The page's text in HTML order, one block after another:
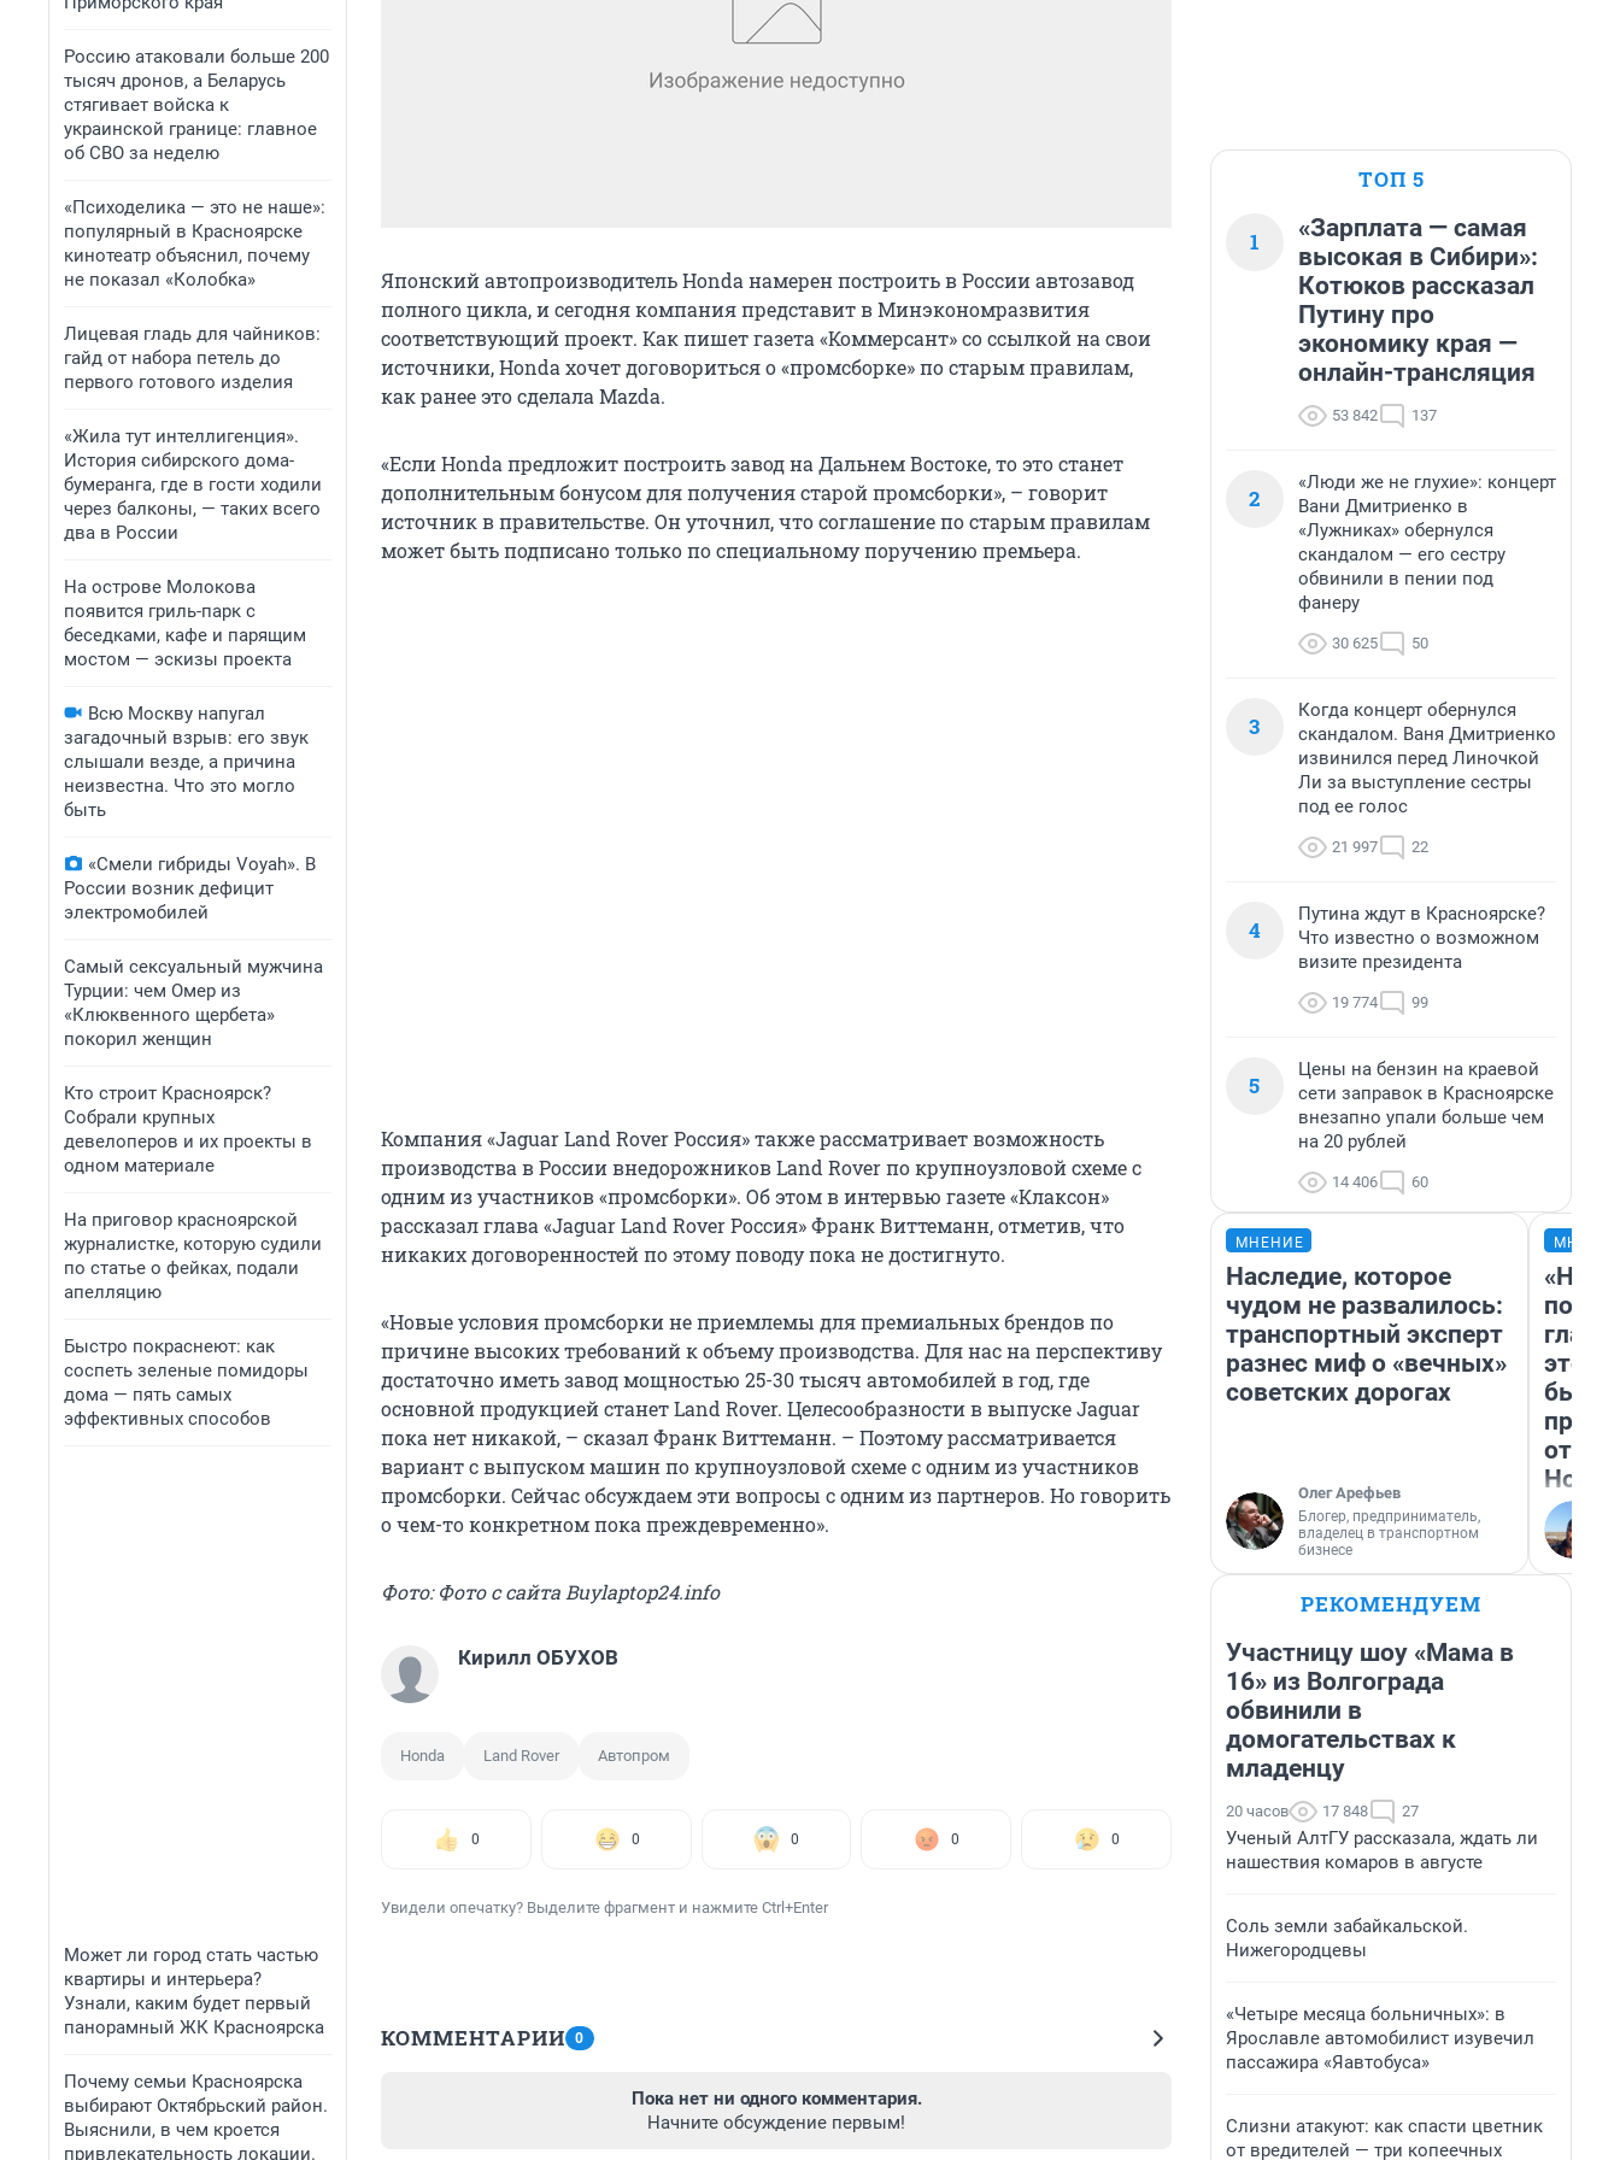
Россию атаковали больше 200
тысяч дронов, а Беларусь
стягивает войска к
украинской границе: главное
об СВО за неделю
«Психоделика — это не наше»:
популярный в Красноярске
кинотеатр объяснил, почему
не показал «Колобка»
Лицевая гладь для чайников:
гайд от набора петель до
первого готового изделия
«Жила тут интеллигенция».
История сибирского дома-
бумеранга, где в гости ходили
через балконы, — таких всего
два в России
На острове Молокова
появится гриль-парк с
беседками, кафе и парящим
мостом — эскизы проекта
Всю Москву напугал
загадочный взрыв: его звук
слышали везде, а причина
неизвестна. Что это могло
быть
«Смели гибриды Voyah». В
России возник дефицит
электромобилей
Самый сексуальный мужчина
Турции: чем Омер из
«Клюквенного щербета»
покорил женщин
Кто строит Красноярск?
Собрали крупных
девелоперов и их проекты в
одном материале
На приговор красноярской
журналистке, которую судили
по статье о фейках, подали
апелляцию
Быстро покраснеют: как
соспеть зеленые помидоры
дома — пять самых
эффективных способов
Может ли город стать частью
квартиры и интерьера?
Узнали, каким будет первый
панорамный ЖК Красноярска
Почему семьи Красноярска
выбирают Октябрьский район.
Выяснили, в чем кроется
привлекательность локации.
Японский автопроизводитель Honda намерен построить в России автозавод
полного цикла, и сегодня компания представит в Минэкономразвития
соответствующий проект. Как пишет газета «Коммерсант» со ссылкой на свои
источники, Honda хочет договориться о «промсборке» по старым правилам,
как ранее это сделала Mazda.
«Если Honda предложит построить завод на Дальнем Востоке, то это станет
дополнительным бонусом для получения старой промсборки», – говорит
источник в правительстве. Он уточнил, что соглашение по старым правилам
может быть подписано только по специальному поручению премьера.
Компания «Jaguar Land Rover Россия» также рассматривает возможность
производства в России внедорожников Land Rover по крупноузловой схеме с
одним из участников «промсборки». Об этом в интервью газете «Клаксон»
рассказал глава «Jaguar Land Rover Россия» Франк Виттеманн, отметив, что
никаких договоренностей по этому поводу пока не достигнуто.
«Новые условия промсборки не приемлемы для премиальных брендов по
причине высоких требований к объему производства. Для нас на перспективу
достаточно иметь завод мощностью 25-30 тысяч автомобилей в год, где
основной продукцией станет Land Rover. Целесообразности в выпуске Jaguar
пока нет никакой, – сказал Франк Виттеманн. – Поэтому рассматривается
вариант с выпуском машин по крупноузловой схеме с одним из участников
промсборки. Сейчас обсуждаем эти вопросы с одним из партнеров. Но говорить
о чем-то конкретном пока преждевременно».
Фото: Фото с сайта Buylaptop24.info
Кирилл ОБУХОВ
Honda Land Rover Автопром
0 0 0 0 0
Увидели опечатку? Выделите фрагмент и нажмите Ctrl+Enter
КОММЕНТАРИИ 0
Пока нет ни одного комментария.
Начните обсуждение первым!
ТОП 5
1
«Зарплата — самая
высокая в Сибири»:
Котюков рассказал
Путину про
экономику края —
онлайн-трансляция
53 842 137
2
«Люди же не глухие»: концерт
Вани Дмитриенко в
«Лужниках» обернулся
скандалом — его сестру
обвинили в пении под
фанеру
30 625 50
3
Когда концерт обернулся
скандалом. Ваня Дмитриенко
извинился перед Линочкой
Ли за выступление сестры
под ее голос
21 997 22
4
Путина ждут в Красноярске?
Что известно о возможном
визите президента
19 774 99
5
Цены на бензин на краевой
сети заправок в Красноярске
внезапно упали больше чем
на 20 рублей
14 406 60
МНЕНИЕ
Наследие, которое
чудом не развалилось:
транспортный эксперт
разнес миф о «вечных»
советских дорогах
Олег Арефьев
Блогер, предприниматель,
владелец в транспортном
бизнесе
этого
бьет
РЕКОМЕНДУЕМ
Участницу шоу «Мама в
16» из Волгограда
обвинили в
домогательствах к
младенцу
20 часов 17 848 27
Ученый АлтГУ рассказала, ждать ли
нашествия комаров в августе
Соль земли забайкальской.
Нижегородцевы
«Четыре месяца больничных»: в
Ярославле автомобилист изувечил
пассажира «Яавтобуса»
Слизни атакуют: как спасти цветник
от вредителей — три копеечных